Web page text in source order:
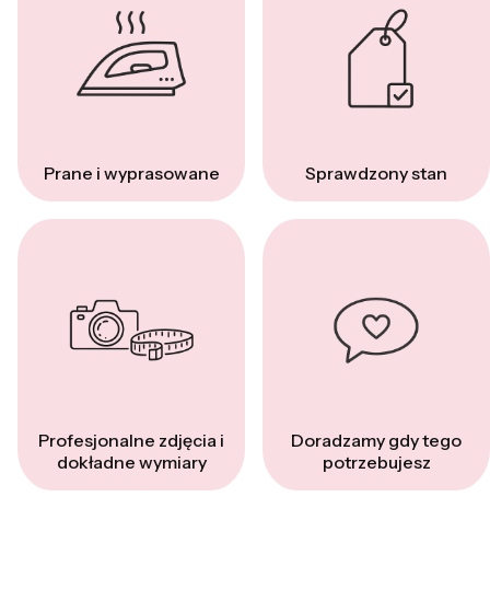
Prane i wyprasowane Sprawdzony stan
Profesjonalne zdjęcia i
dokładne wymiary
Doradzamy gdy tego
potrzebujesz